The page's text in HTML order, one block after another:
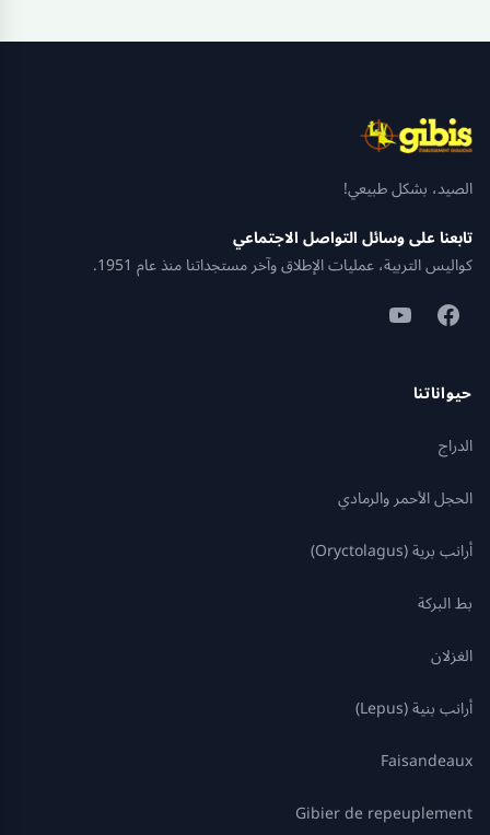
الصيد، بشكل طبيعي!
تابعنا على وسائل التواصل الاجتماعي
كواليس التربية، عمليات الإطلاق وآخر مستجداتنا منذ عام 1951.
حيواناتنا
الدراج
الحجل الأحمر والرمادي
أرانب برية (Oryctolagus)
بط البركة
الغزلان
أرانب بنية (Lepus)
Faisandeaux
Gibier de repeuplement